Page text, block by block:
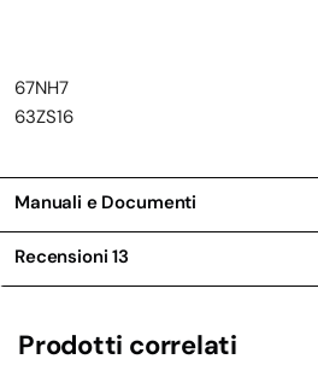
67NH7
63ZS16
Manuali e Documenti
Recensioni13
Prodotti correlati